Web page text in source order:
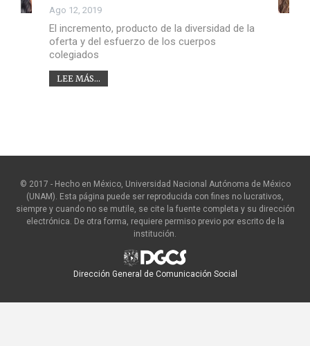
Ago 12, 2019
El incremento, producto de la diversidad de la
oferta y del esfuerzo de los cuerpos
colegiados
LEE MÁS...
© 2017 - Hecho en México, Universidad Nacional Autónoma de México
(UNAM). Esta página puede ser reproducida con fines no lucrativos,
siempre y cuando no se mutile, se cite la fuente completa y su dirección
electrónica. De otra forma, requiere permiso previo por escrito de la
institución.
Dirección General de Comunicación Social